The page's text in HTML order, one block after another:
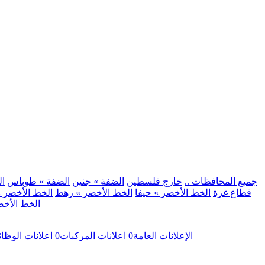
.. جميع المحافظات .. خارج فلسطين الضفة » جنين الضفة » طوباس
قطاع غزة الخط الأخضر » حيفا الخط الأخضر » رهط الخط الأخضر
الخط
الإعلانات العامة0 اعلانات المركبات0 اعلانات